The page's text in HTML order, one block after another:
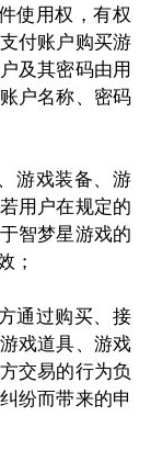
使用权，有权
付账户购买游
及其密码由用
户名称、密码
游戏装备、游
用户在规定的
智梦星游戏的
；
通过购买、接
戏道具、游戏
交易的行为负
纷而带来的申